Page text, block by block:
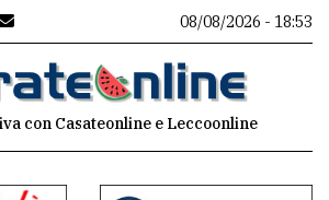
08/08/2026 - 18:53
con Casateonline e Leccoonline